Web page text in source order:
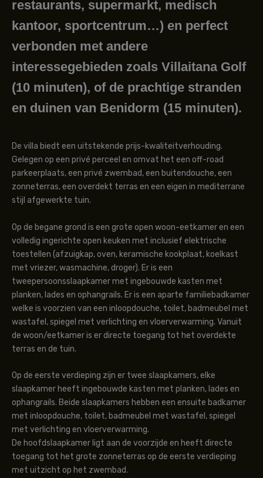
restaurants, supermarkt, medisch
kantoor, sportcentrum…) en perfect
verbonden met andere
interessegebieden zoals Villaitana Golf
(10 minuten), of de prachtige stranden
en duinen van Benidorm (15 minuten).
De villa biedt een uitstekende prijs-kwaliteitverhouding.
Gelegen op een privé perceel en omvat het een off-road
parkeerplaats, een privé zwembad, een buitendouche, een
zonneterras, een overdekt terras en een eigen in mediterrane
stijl afgewerkte tuin.
Op de begane grond is een grote open woon-eetkamer en een
volledig ingerichte open keuken met inclusief elektrische
toestellen (afzuigkap, oven, keramische kookplaat, koelkast
met vriezer, wasmachine, droger). Er is een
tweepersoonsslaapkamer met ingebouwde kasten met
planken, lades en ophangrails. Er is een aparte familiebadkamer
welke is voorzien van een inloopdouche, toilet, badmeubel met
wastafel, spiegel met verlichting en vloerverwarming. Vanuit
de woon/eetkamer is er directe toegang tot het overdekte
terras en de tuin.
Op de eerste verdieping zijn er twee slaapkamers, elke
slaapkamer heeft ingebouwde kasten met planken, lades en
ophangrails. Beide slaapkamers hebben een ensuite badkamer
met inloopdouche, toilet, badmeubel met wastafel, spiegel
met verlichting en vloerverwarming.
De hoofdslaapkamer ligt aan de voorzijde en heeft directe
toegang tot het grote zonneterras op de eerste verdieping
met uitzicht op het zwembad.